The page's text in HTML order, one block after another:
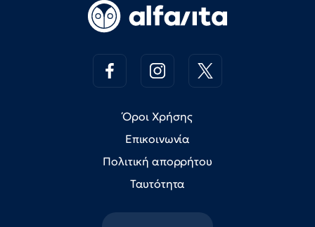
Όροι Χρήσης
Επικοινωνία
Πολιτική απορρήτου
Ταυτότητα